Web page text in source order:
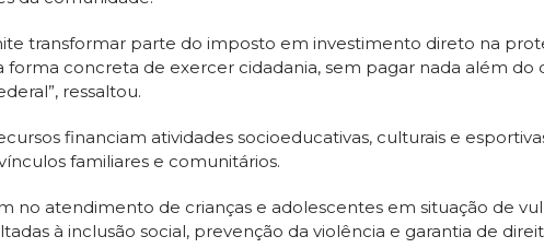
transformar parte do imposto em investimento direto na
forma concreta de exercer cidadania, sem pagar nada além do
ressaltou.
financiam atividades socioeducativas, culturais e
familiares e comunitários.
no atendimento de crianças e adolescentes em situação de
à inclusão social, prevenção da violência e garantia de